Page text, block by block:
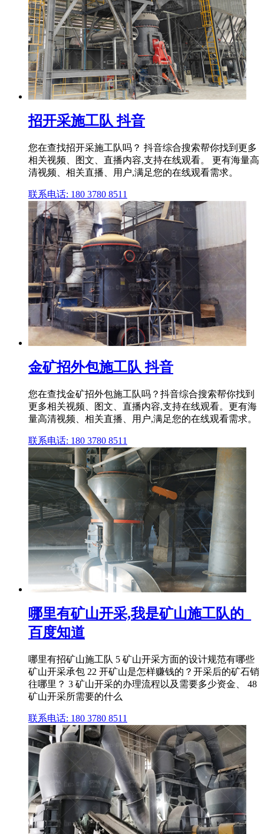
招开采施工队 抖音
您在查找招开采施工队吗？ 抖音综合搜索帮你找到更多
相关视频、图文、直播内容,支持在线观看。 更有海量高
清视频、相关直播、用户,满足您的在线观看需求。
联系电话: 180 3780 8511
金矿招外包施工队 抖音
您在查找金矿招外包施工队吗？抖音综合搜索帮你找到
更多相关视频、图文、直播内容,支持在线观看。更有海
量高清视频、相关直播、用户,满足您的在线观看需求。
联系电话: 180 3780 8511
哪里有矿山开采,我是矿山施工队的_
百度知道
哪里有招矿山施工队 5 矿山开采方面的设计规范有哪些
矿山开采承包 22 开矿山是怎样赚钱的？开采后的矿石销
往哪里？ 3 矿山开采的办理流程以及需要多少资金、 48
矿山开采所需要的什么
联系电话: 180 3780 8511